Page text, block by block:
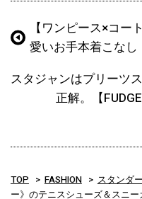
【ワンピース×コ
愛いお手本着こなし
スタジャンはプリーツ
正解。【
TOP FASHION スタンダ
ー》のテニスシューズ＆スニ